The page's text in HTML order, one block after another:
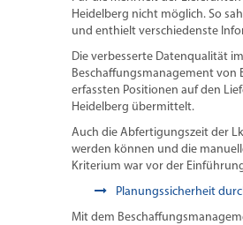
Heidelberg nicht möglich. So
und enthielt verschiedenste
Die verbesserte Datenqualität
Beschaffungsmanagement von
erfassten Positionen auf den
Heidelberg übermittelt.
Auch die Abfertigungszeit der
werden können und die
Kriterium war vor der
Planungssicherheit
Mit dem